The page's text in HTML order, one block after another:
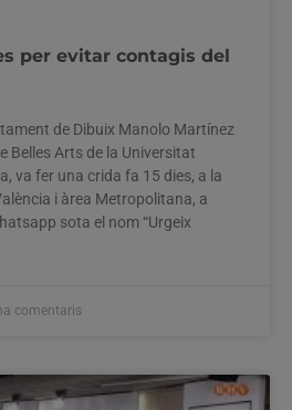
per evitar contagis del
de Dibuix Manolo Martínez
Belles Arts de la Universitat
va fer una crida fa 15 dies, a la
i àrea Metropolitana, a
sota el nom “Urgeix
comentaris